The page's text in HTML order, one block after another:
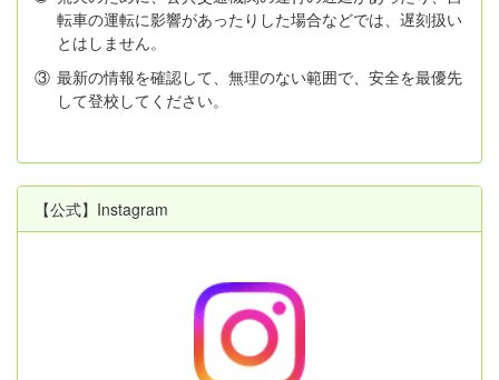
転車の運転に影響があったりした場合などでは、遅刻扱い
とはしません。
③ 最新の情報を確認して、無理のない範囲で、安全を最優先
して登校してください。
【公式】Instagram